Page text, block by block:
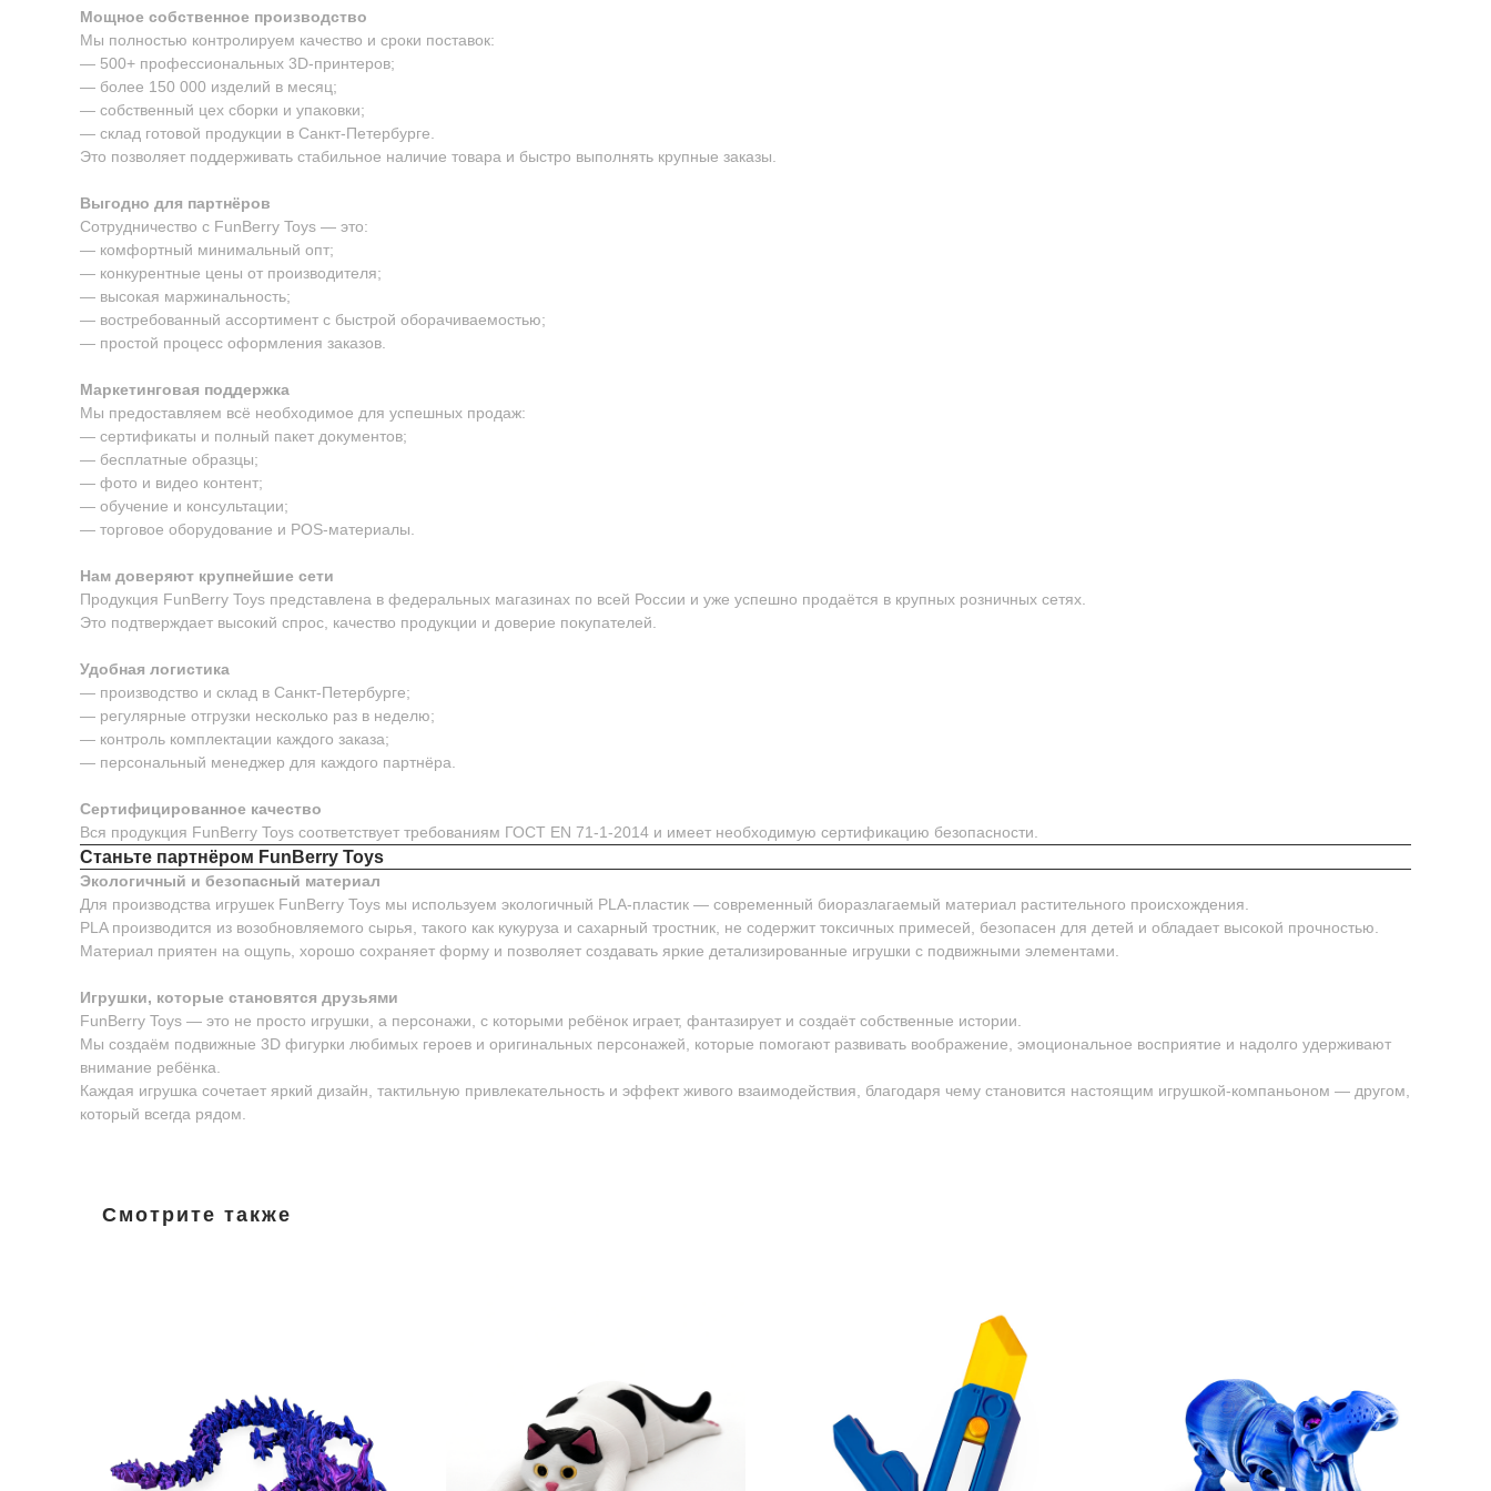
Мощное собственное производство
Мы полностью контролируем качество и сроки поставок:
— 500+ профессиональных 3D-принтеров;
— более 150 000 изделий в месяц;
— собственный цех сборки и упаковки;
— склад готовой продукции в Санкт-Петербурге.
Это позволяет поддерживать стабильное наличие товара и быстро выполнять крупные заказы.
Выгодно для партнёров
Сотрудничество с FunBerry Toys — это:
— комфортный минимальный опт;
— конкурентные цены от производителя;
— высокая маржинальность;
— востребованный ассортимент с быстрой оборачиваемостью;
— простой процесс оформления заказов.
Маркетинговая поддержка
Мы предоставляем всё необходимое для успешных продаж:
— сертификаты и полный пакет документов;
— бесплатные образцы;
— фото и видео контент;
— обучение и консультации;
— торговое оборудование и POS-материалы.
Нам доверяют крупнейшие сети
Продукция FunBerry Toys представлена в федеральных магазинах по всей России и уже успешно продаётся в крупных розничных сетях.
Это подтверждает высокий спрос, качество продукции и доверие покупателей.
Удобная логистика
— производство и склад в Санкт-Петербурге;
— регулярные отгрузки несколько раз в неделю;
— контроль комплектации каждого заказа;
— персональный менеджер для каждого партнёра.
Сертифицированное качество
Вся продукция FunBerry Toys соответствует требованиям ГОСТ EN 71-1-2014 и имеет необходимую сертификацию безопасности.
Станьте партнёром FunBerry Toys
Экологичный и безопасный материал
Для производства игрушек FunBerry Toys мы используем экологичный PLA-пластик — современный биоразлагаемый материал растительного происхождения.
PLA производится из возобновляемого сырья, такого как кукуруза и сахарный тростник, не содержит токсичных примесей, безопасен для детей и обладает высокой прочностью.
Материал приятен на ощупь, хорошо сохраняет форму и позволяет создавать яркие детализированные игрушки с подвижными элементами.
Игрушки, которые становятся друзьями
FunBerry Toys — это не просто игрушки, а персонажи, с которыми ребёнок играет, фантазирует и создаёт собственные истории.
Мы создаём подвижные 3D фигурки любимых героев и оригинальных персонажей, которые помогают развивать воображение, эмоциональное восприятие и надолго удерживают
внимание ребёнка.
Каждая игрушка сочетает яркий дизайн, тактильную привлекательность и эффект живого взаимодействия, благодаря чему становится настоящим игрушкой-компаньоном — другом,
который всегда рядом.
Смотрите также